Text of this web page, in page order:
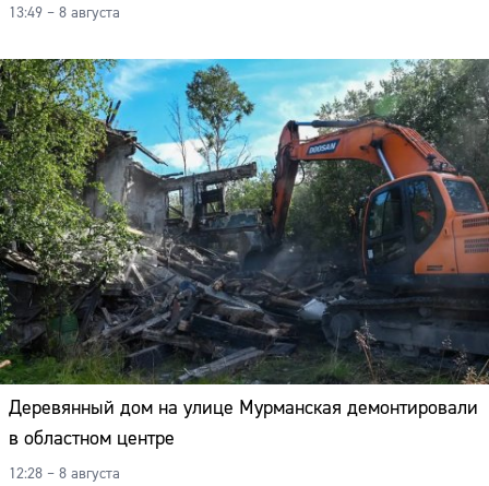
13:49 – 8 августа
Деревянный дом на улице Мурманская демонтировали
в областном центре
12:28 – 8 августа